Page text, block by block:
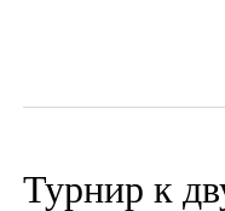
Турнир к